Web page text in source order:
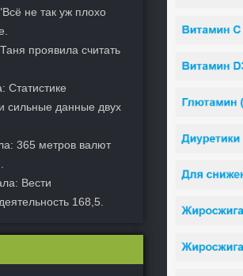
не так уж плохо
проявила считать
Статистике
сильные данные двух
365 метров валют
Вести
168,5.